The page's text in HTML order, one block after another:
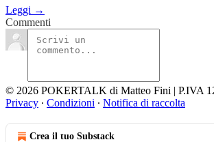
Leggi →
Commenti
© 2026 POKERTALK di Matteo Fini | P.IVA
Privacy ∙ Condizioni ∙ Notifica di raccolta
Crea il tuo Substack